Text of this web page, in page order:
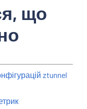
що
ztunnel